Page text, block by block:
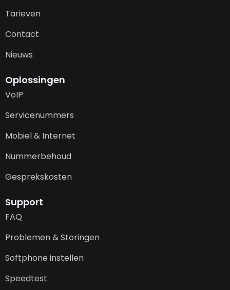
Tarieven
Contact
Nieuws
Oplossingen
VoIP
Servicenummers
Mobiel & Internet
Nummerbehoud
Gesprekskosten
Support
FAQ
Problemen & Storingen
Softphone instellen
Speedtest